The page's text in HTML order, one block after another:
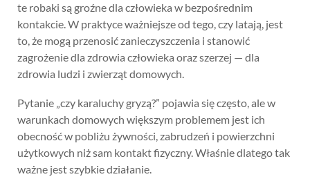
te robaki są groźne dla człowieka w bezpośrednim
kontakcie. W praktyce ważniejsze od tego, czy latają, jest
to, że mogą przenosić zanieczyszczenia i stanowić
zagrożenie dla zdrowia człowieka oraz szerzej — dla
zdrowia ludzi i zwierząt domowych.
Pytanie „czy karaluchy gryzą?” pojawia się często, ale w
warunkach domowych większym problemem jest ich
obecność w pobliżu żywności, zabrudzeń i powierzchni
użytkowych niż sam kontakt fizyczny. Właśnie dlatego tak
ważne jest szybkie działanie.